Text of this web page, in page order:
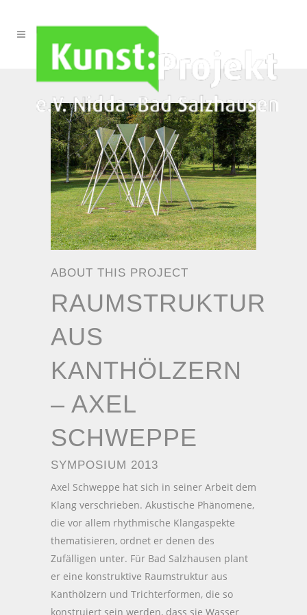
ABOUT THIS PROJECT
RAUMSTRUKTUR
AUS
KANTHÖLZERN
– AXEL
SCHWEPPE
SYMPOSIUM 2013
Axel Schweppe hat sich in seiner Arbeit dem
Klang verschrieben. Akustische Phänomene,
die vor allem rhythmische Klangaspekte
thematisieren, ordnet er denen des
Zufälligen unter. Für Bad Salzhausen plant
er eine konstruktive Raumstruktur aus
Kanthölzern und Trichterformen, die so
konstruiert sein werden, dass sie Wasser